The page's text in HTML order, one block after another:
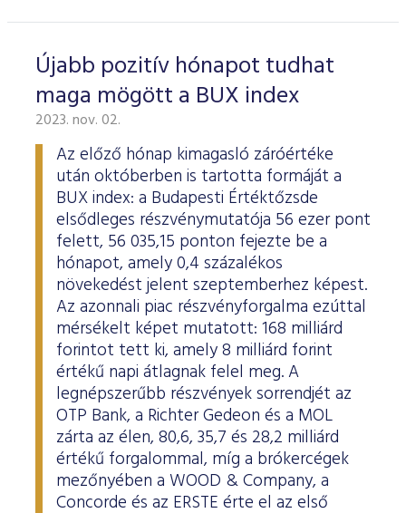
Újabb pozitív hónapot tudhat
maga mögött a BUX index
2023. nov. 02.
Az előző hónap kimagasló záróértéke
után októberben is tartotta formáját a
BUX index: a Budapesti Értéktőzsde
elsődleges részvénymutatója 56 ezer pont
felett, 56 035,15 ponton fejezte be a
hónapot, amely 0,4 százalékos
növekedést jelent szeptemberhez képest.
Az azonnali piac részvényforgalma ezúttal
mérsékelt képet mutatott: 168 milliárd
forintot tett ki, amely 8 milliárd forint
értékű napi átlagnak felel meg. A
legnépszerűbb részvények sorrendjét az
OTP Bank, a Richter Gedeon és a MOL
zárta az élen, 80,6, 35,7 és 28,2 milliárd
értékű forgalommal, míg a brókercégek
mezőnyében a WOOD & Company, a
Concorde és az ERSTE érte el az első